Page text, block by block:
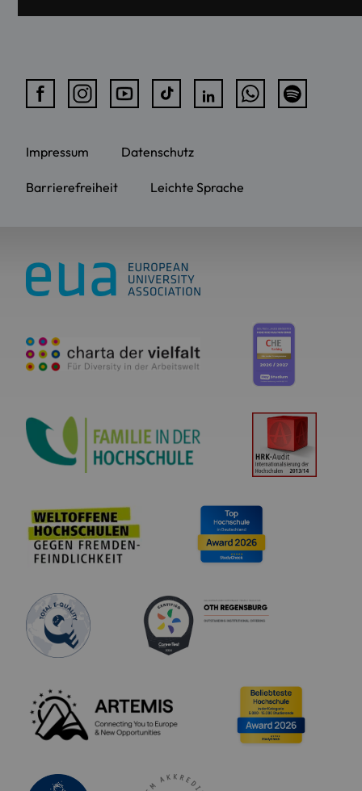
Impressum Datenschutz
Barrierefreiheit Leichte Sprache